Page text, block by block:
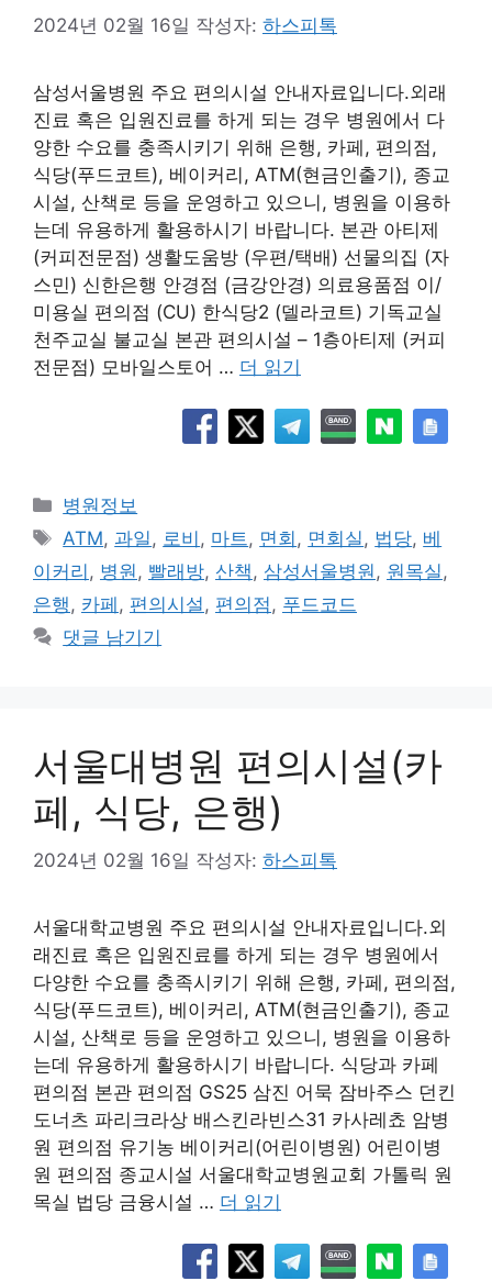
2024년 02월 16일 작성자: 하스피톡
삼성서울병원 주요 편의시설 안내자료입니다.외래
진료 혹은 입원진료를 하게 되는 경우 병원에서 다
양한 수요를 충족시키기 위해 은행, 카페, 편의점,
식당(푸드코트), 베이커리, ATM(현금인출기), 종교
시설, 산책로 등을 운영하고 있으니, 병원을 이용하
는데 유용하게 활용하시기 바랍니다. 본관 아티제
(커피전문점) 생활도움방 (우편/택배) 선물의집 (자
스민) 신한은행 안경점 (금강안경) 의료용품점 이/
미용실 편의점 (CU) 한식당2 (델라코트) 기독교실
천주교실 불교실 본관 편의시설 – 1층아티제 (커피
전문점) 모바일스토어 … 더 읽기
카
테
리
병원정보
태
그
ATM, 과일, 로비 , 마트, 면회 , 면회실, 법당, 베
이커리 , 병원, 빨래방, 산책, 삼성서울병원, 원목실,
은행, 카페 , 편의시설 , 편의점, 푸드코드
댓글 남기기
서울대병원 편의시설(카
페, 식당, 은행)
2024년 02월 16일 작성자: 하스피톡
서울대학교병원 주요 편의시설 안내자료입니다.외
래진료 혹은 입원진료를 하게 되는 경우 병원에서
다양한 수요를 충족시키기 위해 은행, 카페, 편의점,
식당(푸드코트), 베이커리, ATM(현금인출기), 종교
시설, 산책로 등을 운영하고 있으니, 병원을 이용하
는데 유용하게 활용하시기 바랍니다. 식당과 카페
편의점 본관 편의점 GS25 삼진 어묵 잠바주스 던킨
도너츠 파리크라상 배스킨라빈스31 카사레쵸 암병
원 편의점 유기농 베이커리(어린이병원) 어린이병
원 편의점 종교시설 서울대학교병원교회 가톨릭 원
목실 법당 금융시설 … 더 읽기